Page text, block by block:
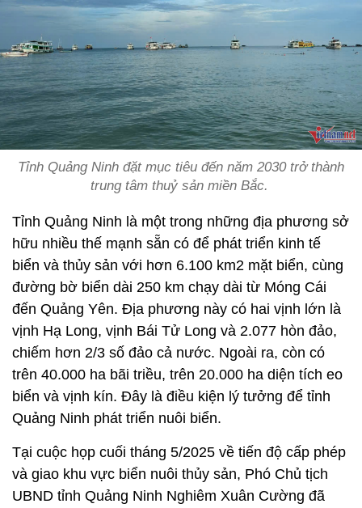
Tỉnh Quảng Ninh đặt mục tiêu đến năm 2030 trở thành
trung tâm thuỷ sản miền Bắc.
Tỉnh Quảng Ninh là một trong những địa phương sở
hữu nhiều thế mạnh sẵn có để phát triển kinh tế
biển và thủy sản với hơn 6.100 km2 mặt biển, cùng
đường bờ biển dài 250 km chạy dài từ Móng Cái
đến Quảng Yên. Địa phương này có hai vịnh lớn là
vịnh Hạ Long, vịnh Bái Tử Long và 2.077 hòn đảo,
chiếm hơn 2/3 số đảo cả nước. Ngoài ra, còn có
trên 40.000 ha bãi triều, trên 20.000 ha diện tích eo
biển và vịnh kín. Đây là điều kiện lý tưởng để tỉnh
Quảng Ninh phát triển nuôi biển.
Tại cuộc họp cuối tháng 5/2025 về tiến độ cấp phép
và giao khu vực biển nuôi thủy sản, Phó Chủ tịch
UBND tỉnh Quảng Ninh Nghiêm Xuân Cường đã